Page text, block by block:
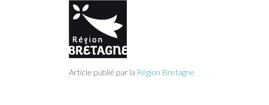
Article publié par la Région Bretagne